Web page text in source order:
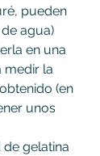
pueden
agua)
en una
medir la
(en
unos
gelatina